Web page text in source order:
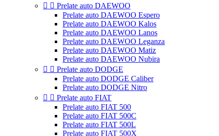
  Prelate auto DAEWOO
Prelate auto DAEWOO Espero
Prelate auto DAEWOO Kalos
Prelate auto DAEWOO Lanos
Prelate auto DAEWOO Leganza
Prelate auto DAEWOO Matiz
Prelate auto DAEWOO Nubira
  Prelate auto DODGE
Prelate auto DODGE Caliber
Prelate auto DODGE Nitro
  Prelate auto FIAT
Prelate auto FIAT 500
Prelate auto FIAT 500C
Prelate auto FIAT 500L
Prelate auto FIAT 500X